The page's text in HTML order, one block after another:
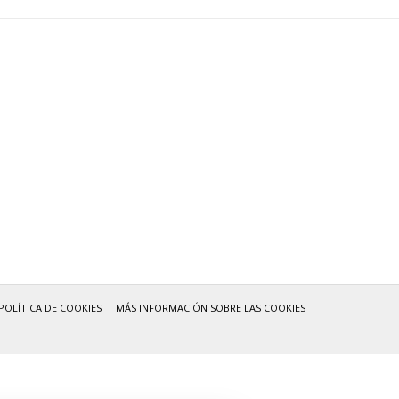
DE COOKIES MÁS INFORMACIÓN SOBRE LAS COOKIES